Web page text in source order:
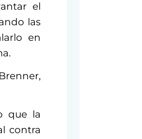
el
las
en
que la
contra